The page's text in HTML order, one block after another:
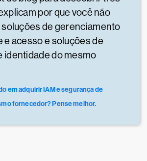
por que você não
de gerenciamento
e acesso e soluções de
identidade do mesmo
em adquirir IAM e segurança de
fornecedor? Pense melhor.